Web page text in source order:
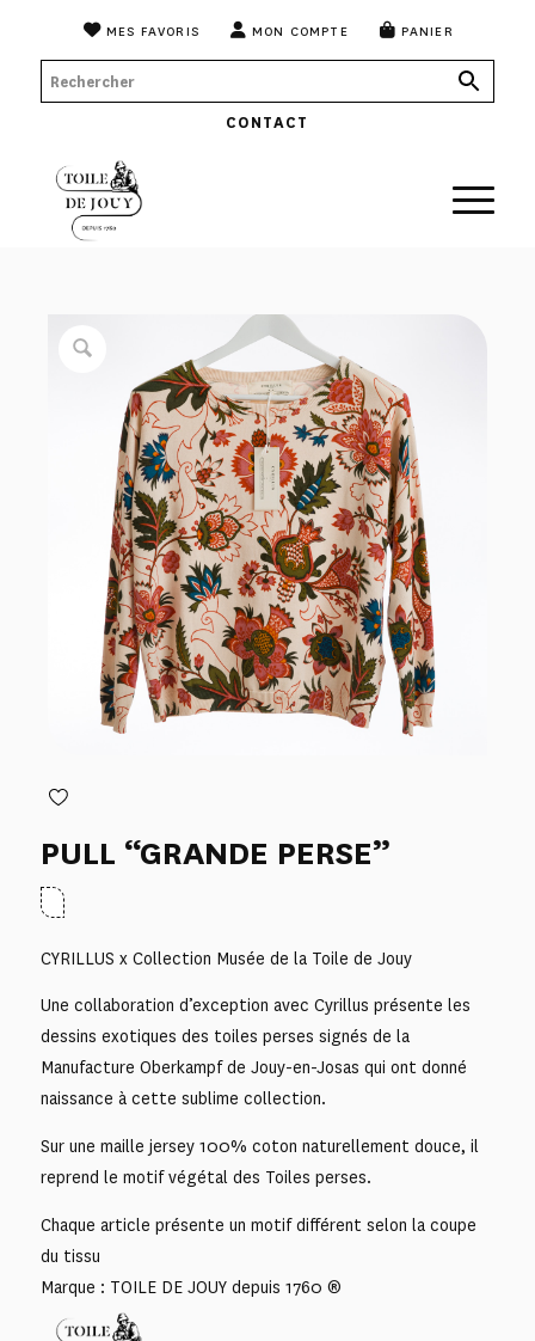
MES FAVORIS MON COMPTE PANIER
CONTACT
PULL “GRANDE PERSE”
CYRILLUS x Collection Musée de la Toile de Jouy
Une collaboration d’exception avec Cyrillus présente les
dessins exotiques des toiles perses signés de la
Manufacture Oberkampf de Jouy-en-Josas qui ont donné
naissance à cette sublime collection.
Sur une maille jersey 100% coton naturellement douce, il
reprend le motif végétal des Toiles perses.
Chaque article présente un motif différent selon la coupe
du tissu
Marque : TOILE DE JOUY depuis 1760 ®